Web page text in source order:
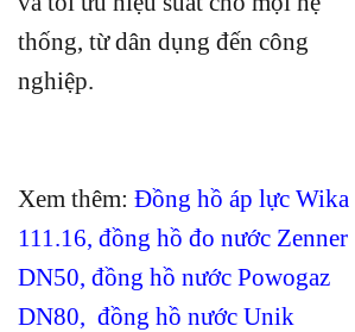
thống, từ dân dụng đến công
nghiệp.
Xem thêm: Đồng hồ áp lực Wika
111.16, đồng hồ đo nước Zenner
DN50, đồng hồ nước Powogaz
DN80, đồng hồ nước Unik